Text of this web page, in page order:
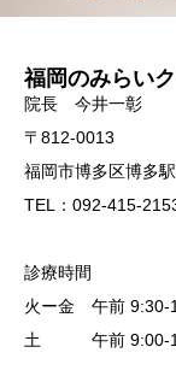
福岡のみらい
院長 今井一彰
〒812-0013
福岡市博多区博多
TEL：092-415-
診療時間
火ー金 午前
土 午前 9:00-